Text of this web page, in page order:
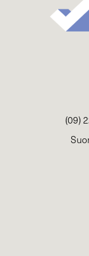
(09)